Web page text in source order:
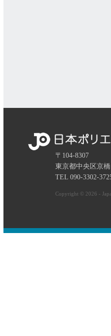
〒104-8307
東京都中央区京
TEL 090-3302-
Copyright © 2026 -